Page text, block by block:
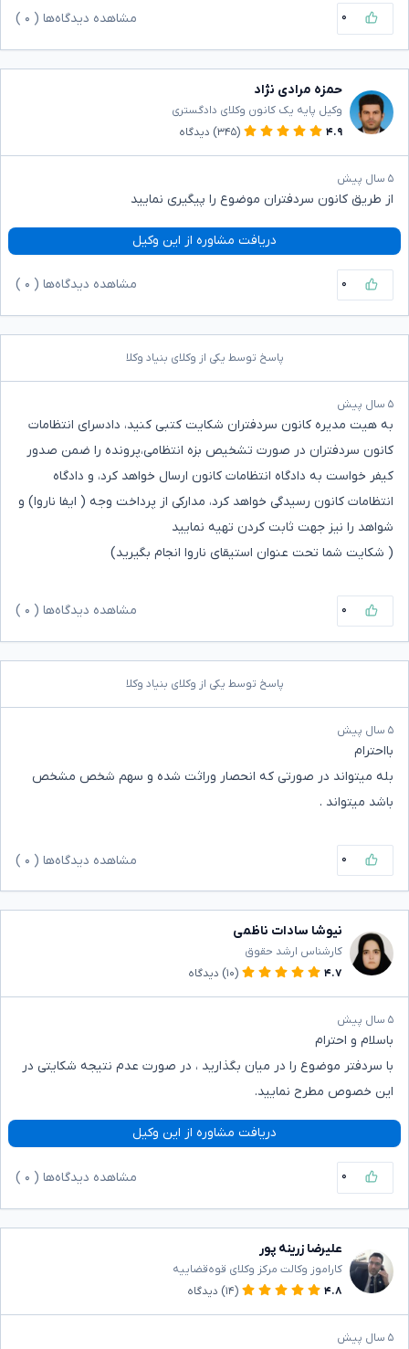
۰ مشاهده دیدگاه‌ها ( ۰
حمزه مرادی نژاد
وکیل پایه یک کانون وکلای دادگستری
۴.۹
(۳۴۵) دیدگاه
۵ سال پیش
از طریق کانون سردفتران موضوع را پیگیری نمایید
دریافت مشاوره از این وکیل
۰ مشاهده دیدگاه‌ها ( ۰
پاسخ توسط یکی از وکلای بنیاد وکلا
۵ سال پیش
به هیت مدیره کانون سردفتران شکایت کتبی کنید، دادسرای انتظامات
کانون سردفتران در صورت تشخیص بزه انتظامی،پرونده را ضمن صدور
کیفر خواست به دادگاه انتظامات کانون ارسال خواهد کرد، و دادگاه
انتظامات کانون رسیدگی خواهد کرد، مدارکی از پرداخت وجه ( ایفا ناروا) و
شواهد را نیز جهت ثابت کردن تهیه نمایید
( شکایت شما تحت عنوان استیقای ناروا انجام بگیرید)
۰ مشاهده دیدگاه‌ها ( ۰
پاسخ توسط یکی از وکلای بنیاد وکلا
۵ سال پیش
بااحترام
بله میتواند در صورتی که انحصار وراثت شده و سهم شخص مشخص
باشد میتواند .
۰ مشاهده دیدگاه‌ها ( ۰
نیوشا سادات ناظمی
کارشناس ارشد حقوق
۴.۷
(۱۰) دیدگاه
۵ سال پیش
باسلام و احترام
با سردفتر موضوع را در میان بگذارید ، در صورت عدم نتیجه شکایتی در
این خصوص مطرح نمایید.
دریافت مشاوره از این وکیل
۰ مشاهده دیدگاه‌ها ( ۰
علیرضا زرینه پور
کاراموز وکالت مرکز وکلای قوه‌قضاییه
۴.۸
(۱۴) دیدگاه
۵ سال پیش